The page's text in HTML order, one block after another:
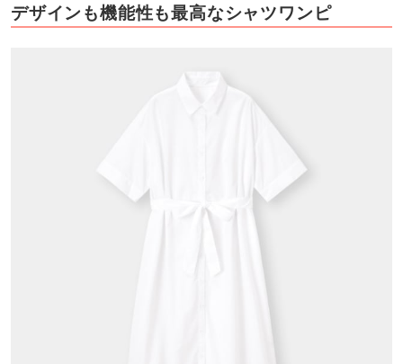
デザインも機能性も最高なシャツワンピ